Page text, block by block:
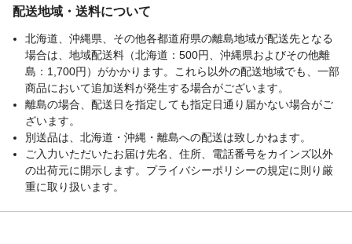
配送地域・送料について
北海道、沖縄県、その他各都道府県の離島地域が配送先となる
場合は、地域配送料（北海道：500円、沖縄県およびその他離
島：1,700円）がかかります。これら以外の配送地域でも、一部
商品において追加送料が発生する場合がございます。
離島の場合、配送日を指定しても指定日通り届かない場合がご
ざいます。
別送品は、北海道・沖縄・離島への配送は致しかねます。
ご入力いただいたお届け先名、住所、電話番号をカインズ以外
の出荷元に開示します。プライバシーポリシーの規定に則り厳
重に取り扱います。